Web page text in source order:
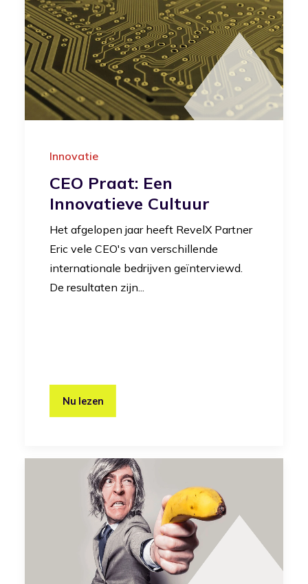
Innovatie
CEO Praat: Een
Innovatieve Cultuur
Het afgelopen jaar heeft RevelX Partner
Eric vele CEO's van verschillende
internationale bedrijven geïnterviewd.
De resultaten zijn...
Nu lezen